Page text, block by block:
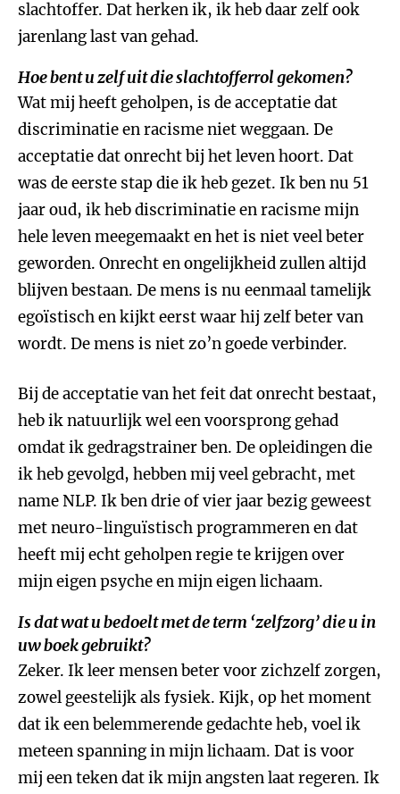
slachtoffer. Dat herken ik, ik heb daar zelf ook
jarenlang last van gehad.
Hoe bent u zelf uit die slachtofferrol gekomen?
Wat mij heeft geholpen, is de acceptatie dat
discriminatie en racisme niet weggaan. De
acceptatie dat onrecht bij het leven hoort. Dat
was de eerste stap die ik heb gezet. Ik ben nu 51
jaar oud, ik heb discriminatie en racisme mijn
hele leven meegemaakt en het is niet veel beter
geworden. Onrecht en ongelijkheid zullen altijd
blijven bestaan. De mens is nu eenmaal tamelijk
egoïstisch en kijkt eerst waar hij zelf beter van
wordt. De mens is niet zo’n goede verbinder.
Bij de acceptatie van het feit dat onrecht bestaat,
heb ik natuurlijk wel een voorsprong gehad
omdat ik gedragstrainer ben. De opleidingen die
ik heb gevolgd, hebben mij veel gebracht, met
name NLP. Ik ben drie of vier jaar bezig geweest
met neuro-linguïstisch programmeren en dat
heeft mij echt geholpen regie te krijgen over
mijn eigen psyche en mijn eigen lichaam.
Is dat wat u bedoelt met de term ‘zelfzorg’ die u in
uw boek gebruikt?
Zeker. Ik leer mensen beter voor zichzelf zorgen,
zowel geestelijk als fysiek. Kijk, op het moment
dat ik een belemmerende gedachte heb, voel ik
meteen spanning in mijn lichaam. Dat is voor
mij een teken dat ik mijn angsten laat regeren. Ik